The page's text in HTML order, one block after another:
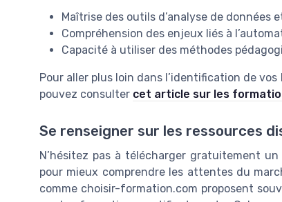
Maîtrise des outils d’analyse de données
Compréhension des enjeux liés à
Capacité à utiliser des méthodes
Pour aller plus loin dans l’identification de
pouvez consulter cet article sur les
Se renseigner sur les ressources
N’hésitez pas à télécharger gratuitement
pour mieux comprendre les attentes du
comme choisir-formation.com proposent